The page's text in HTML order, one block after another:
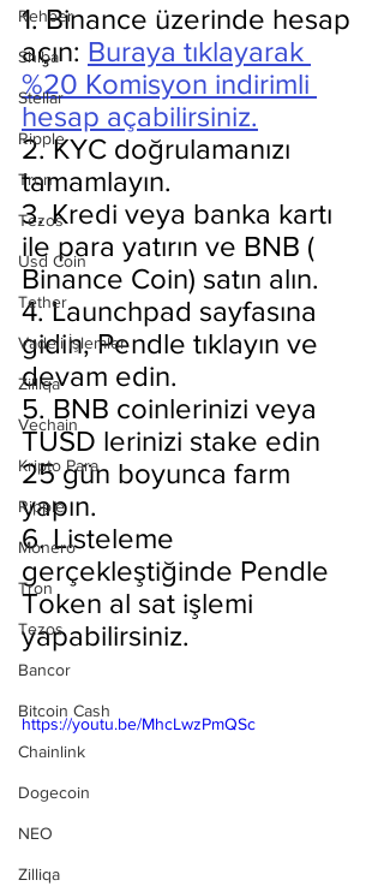
Rehber
Shiba
Stellar
Ripple
Tron
Tezos
Usd Coin
Tether
Vadeli İşlemler
Zilliqa
Vechain
Kripto Para
Ripple
Monero
Tron
Tezos
Bancor
Bitcoin Cash
Chainlink
Dogecoin
NEO
Zilliqa
1. Binance üzerinde hesap
açın: Buraya tıklayarak
%20 Komisyon indirimli
hesap açabilirsiniz.
2. KYC doğrulamanızı
tamamlayın.
3. Kredi veya banka kartı
ile para yatırın ve BNB (
Binance Coin) satın alın.
4. Launchpad sayfasına
gidin, Pendle tıklayın ve
devam edin.
5. BNB coinlerinizi veya
TUSD lerinizi stake edin
25 gün boyunca farm
yapın.
6. Listeleme
gerçekleştiğinde Pendle
Token al sat işlemi
yapabilirsiniz.
https://youtu.be/MhcLwzPmQSc